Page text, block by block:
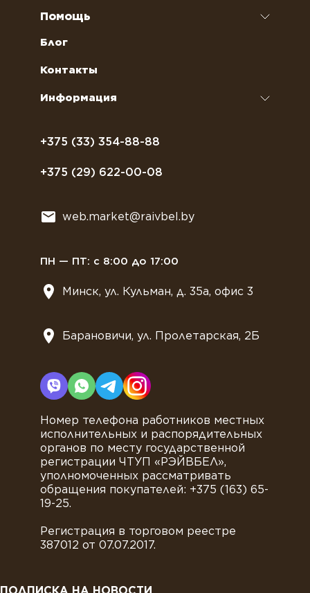
+375 (33) 354-88-88
+375 (29) 622-00-08
web.market@raivbel.by
ПН — ПТ: с 8:00 до 17:00
Минск, ул. Кульман, д. 35а, офис 3
Барановичи, ул. Пролетарская, 2Б
Номер телефона работников местных
исполнительных и распорядительных
органов по месту государственной
регистрации ЧТУП «РЭЙВБЕЛ»,
уполномоченных рассматривать
обращения покупателей: +375 (163) 65-
19-25.
Регистрация в торговом реестре
387012 от 07.07.2017.
Наполнители для вендинговых автоматов
Кофейное оборудование
Посуда
Ремонт кофемашин и кофеварок
Обслуживание профессиональных
Курсы бариста
Помощь
Как оформить заказ
Условия доставки
Блог
Контакты
Информация
Договор оферты